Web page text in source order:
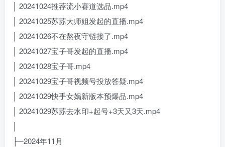
│ 20241024推荐流小赛道选品.mp4
│ 20241025苏苏大师姐发起的直播.mp4
│ 20241026不在熬夜守链接了.mp4
│ 20241027宝子哥发起的直播.mp4
│ 20241028宝子哥.mp4
│ 20241029宝子哥视频号投放答疑.mp4
│ 20241029快手女娲新版本预爆品.mp4
│ 20241029苏苏去水印+起号+3天又3天.mp4
├─2024年11月